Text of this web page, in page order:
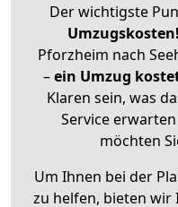
Der wichtigste
Umzugskosten!
Pforzheim nach
–ein Umzug
Klaren sein, was
Service
möchten
Um Ihnen bei der
zu helfen, bieten wir